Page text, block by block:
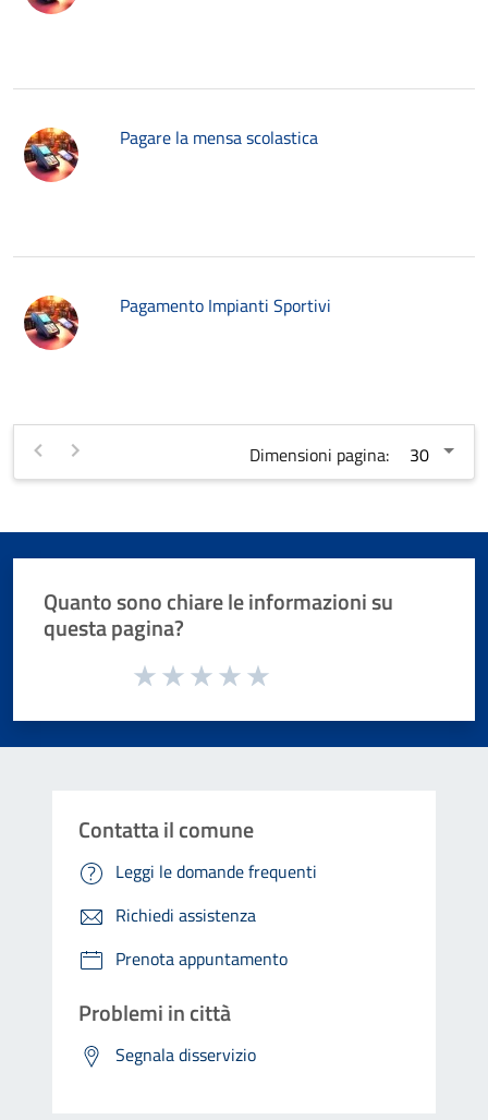
Pagare la mensa scolastica
Pagamento Impianti Sportivi
Dimensioni pagina:
Quanto sono chiare le informazioni su
questa pagina?
Valuta da 1 a 5 stelle la pagina
Contatta il comune
Leggi le domande frequenti
Richiedi assistenza
Prenota appuntamento
Problemi in città
Segnala disservizio